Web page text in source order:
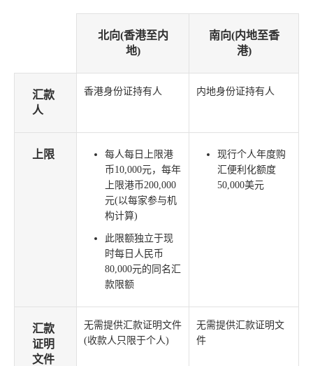
北向(香港至内
地)
南向(内地至香
港)
汇款
人
香港身份证持有人 内地身份证持有人
上限
每人每日上限港
币10,000元，每年
上限港币200,000
元(以每家参与机
构计算)
此限额独立于现
时每日人民币
80,000元的同名汇
款限额
现行个人年度购
汇便利化额度
50,000美元
汇款
证明
文件
无需提供汇款证明文件
(收款人只限于个人)
无需提供汇款证明文
件